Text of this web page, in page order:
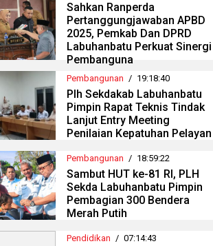
Sahkan Ranperda
Pertanggungjawaban APBD
2025, Pemkab Dan DPRD
Labuhanbatu Perkuat Sinergi
Pembanguna
Pembangunan / 19:18:40
Plh Sekdakab Labuhanbatu
Pimpin Rapat Teknis Tindak
Lanjut Entry Meeting
Penilaian Kepatuhan Pelayan
Pembangunan / 18:59:22
Sambut HUT ke-81 RI, PLH
Sekda Labuhanbatu Pimpin
Pembagian 300 Bendera
Merah Putih
Pendidikan / 07:14:43